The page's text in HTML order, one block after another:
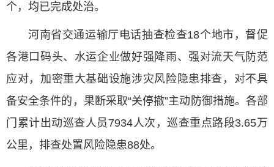
个，均已完成处治。
河南省交通运输厅电话抽查检查18个地市，督促
各港口码头、水运企业做好强降雨、强对流天气防范
应对，加密重大基础设施涉灾风险隐患排查，对不具
备安全条件的，果断采取“关停撤”主动防御措施。各部
门累计出动巡查人员7934人次，巡查重点路段3.65万
公里，排查处置风险隐患88处。